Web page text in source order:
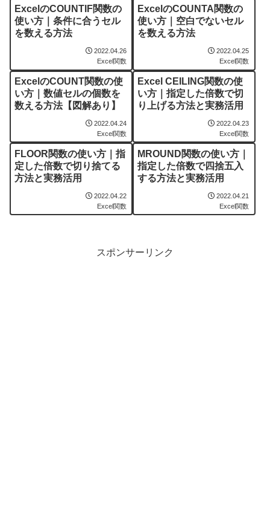
ExcelのCOUNTIF関数の
使い方｜条件に合うセル
を数える方法
2022.04.26
Excel関数
ExcelのCOUNTA関数の
使い方｜空白でないセル
を数える方法
2022.04.25
Excel関数
ExcelのCOUNT関数の使
い方｜数値セルの個数を
数える方法【図解あり】
2022.04.24
Excel関数
Excel CEILING関数の使
い方｜指定した倍数で切
り上げる方法と実務活用
2022.04.23
Excel関数
FLOOR関数の使い方｜指
定した倍数で切り捨てる
方法と実務活用
2022.04.22
Excel関数
MROUND関数の使い方｜
指定した倍数で四捨五入
する方法と実務活用
2022.04.21
Excel関数
スポンサーリンク